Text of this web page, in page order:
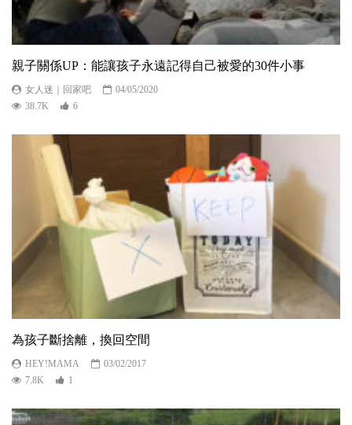
親子關係UP：能讓孩子永遠記得自己被愛的30件小事
女人迷｜回家吧
04/05/2020
38.7K
6
為孩子斷捨離，換回空間
HEY!MAMA
03/02/2017
7.8K
1